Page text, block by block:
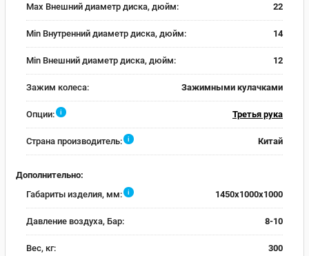
Max Внешний диаметр диска, дюйм: 22
Min Внутренний диаметр диска, дюйм: 14
Min Внешний диаметр диска, дюйм: 12
Зажим колеса: Зажимными кулачками
Опции: i Третья рука
Страна производитель: i Китай
Дополнительно:
Габариты изделия, мм:
i 1450x1000x1000
Давление воздуха, Бар: 8-10
Вес, кг: 300